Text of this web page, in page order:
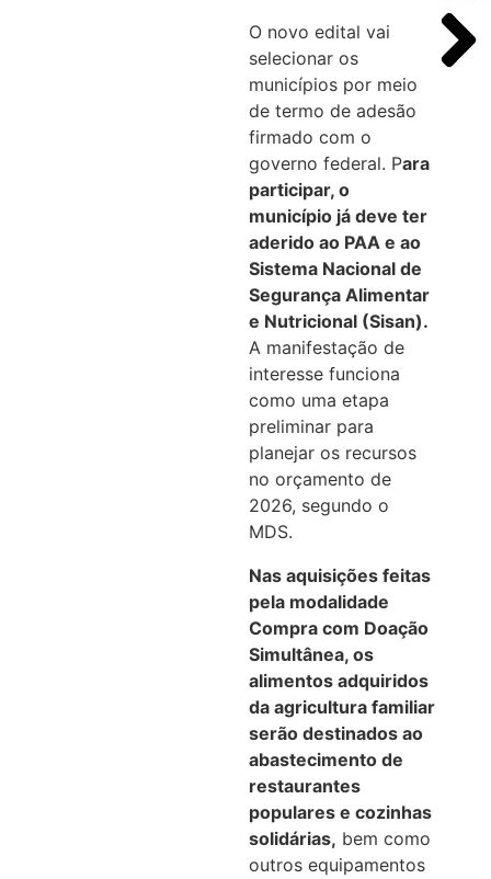
O novo edital vai
selecionar os
municípios por meio
de termo de adesão
firmado com o
governo federal. Para
participar, o
município já deve ter
aderido ao PAA e ao
Sistema Nacional de
Segurança Alimentar
e Nutricional (Sisan).
A manifestação de
interesse funciona
como uma etapa
preliminar para
planejar os recursos
no orçamento de
2026, segundo o
MDS.
Nas aquisições feitas
pela modalidade
Compra com Doação
Simultânea, os
alimentos adquiridos
da agricultura familiar
serão destinados ao
abastecimento de
restaurantes
populares e cozinhas
solidárias, bem como
outros equipamentos